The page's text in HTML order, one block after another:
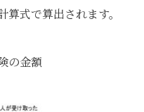
式で算出されます。
の金額